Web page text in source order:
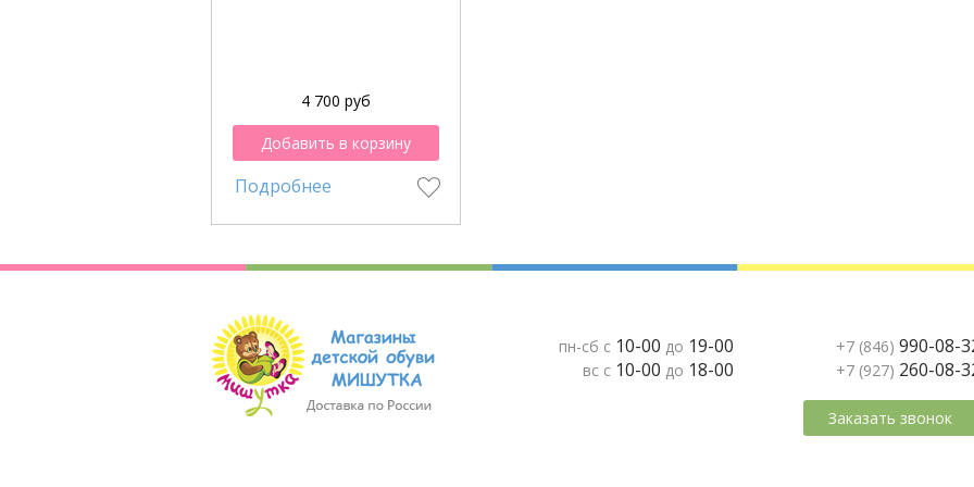
4 700 руб
Добавить в корзину
Подробнее
пн-сб с 10-00 до 19-00
вс с 10-00 до 18-00
+7 (846) 990-08-
+7 (927) 260-08-
Заказать звонок